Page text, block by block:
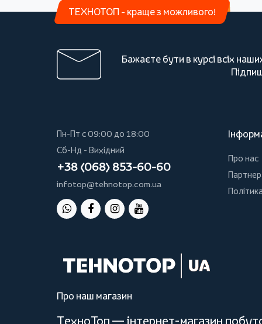
ТЕХНОТОП - краще з можливого!
Бажаєте бути в курсі всіх
Пн-Пт с 09:00 до 18:00
Сб-Нд - Вихідний
+38 (068) 853-60-60
infotop@tehnotop.com.ua
Про нас
Про наш магазин
ТехноТоп — інтернет-магазин